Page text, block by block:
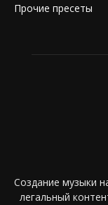
Прочие пресеты
Создание музыки
легальный